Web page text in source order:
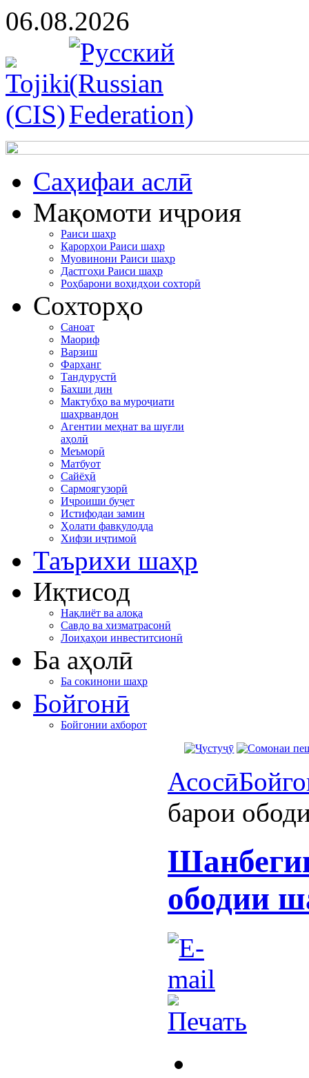
06.08.2026
Cаҳифаи аслӣ
Мақомоти иҷроия
Раиси шаҳр
Қарорҳои Раиси шаҳр
Муовинони Раиси шаҳр
Дастгоҳи Раиси шаҳр
Роҳбарони воҳидҳои сохторӣ
Сохторҳо
Саноат
Маориф
Варзиш
Фарҳанг
Тандурустӣ
Бахши дин
Мактубҳо ва муроҷиати
шаҳрвандон
Агентии меҳнат ва шуғли
аҳолӣ
Меъморӣ
Матбуот
Сайёҳӣ
Сармоягузорӣ
Иҷроиши буҷет
Истифодаи замин
Ҳолати фавқулодда
Хифзи иҷтимоӣ
Таърихи шаҳр
Иқтисод
Нақлиёт ва алоқа
Савдо ва хизматрасонӣ
Лоиҳаҳои инвеститсионӣ
Ба аҳолӣ
Ба сокинони шаҳр
Бойгонӣ
Бойгонии ахборот
Асосӣ
барои
ободии